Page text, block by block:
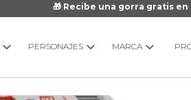
🎁 Recibe una gorra gratis en
PERSONAJES MARCA